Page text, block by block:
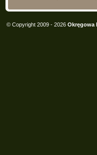
© Copyright 2009 - 2026 Okręgowa